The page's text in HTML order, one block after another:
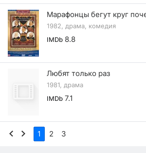
Марафонцы бегут круг
1982, драма, комедия
IMDb 8.8
Любят только раз
1981, драма
IMDb 7.1
1 2 3